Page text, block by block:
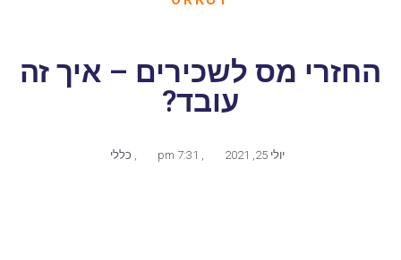
החזרי מס לשכירים – איך זה
עובד?
יולי 25, 2021 כללי